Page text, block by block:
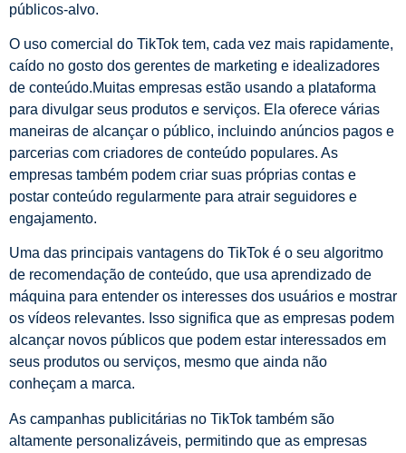
públicos-alvo.
O uso comercial do TikTok tem, cada vez mais rapidamente,
caído no gosto dos gerentes de marketing e idealizadores
de conteúdo.Muitas empresas estão usando a plataforma
para divulgar seus produtos e serviços. Ela oferece várias
maneiras de alcançar o público, incluindo anúncios pagos e
parcerias com criadores de conteúdo populares. As
empresas também podem criar suas próprias contas e
postar conteúdo regularmente para atrair seguidores e
engajamento.
Uma das principais vantagens do TikTok é o seu algoritmo
de recomendação de conteúdo, que usa aprendizado de
máquina para entender os interesses dos usuários e mostrar
os vídeos relevantes. Isso significa que as empresas podem
alcançar novos públicos que podem estar interessados ​​em
seus produtos ou serviços, mesmo que ainda não
conheçam a marca.
As campanhas publicitárias no TikTok também são
altamente personalizáveis, permitindo que as empresas